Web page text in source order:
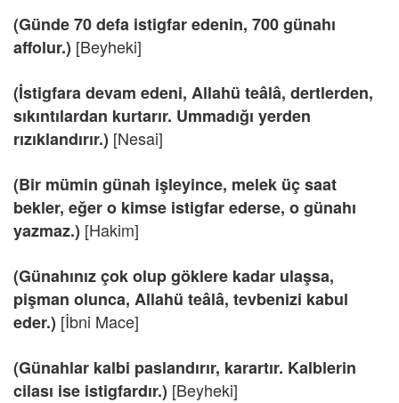
(Günde 70 defa istigfar edenin, 700 günahı
affolur.) [Beyheki]
(İstigfara devam edeni, Allahü teâlâ, dertlerden,
sıkıntılardan kurtarır. Ummadığı yerden
rızıklandırır.) [Nesai]
(Bir mümin günah işleyince, melek üç saat
bekler, eğer o kimse istigfar ederse, o günahı
yazmaz.) [Hakim]
(Günahınız çok olup göklere kadar ulaşsa,
pişman olunca, Allahü teâlâ, tevbenizi kabul
eder.) [İbni Mace]
(Günahlar kalbi paslandırır, karartır. Kalblerin
cilası ise istigfardır.) [Beyheki]